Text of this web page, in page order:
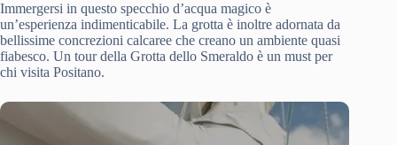
Immergersi in questo specchio d’acqua magico è
un’esperienza indimenticabile. La grotta è inoltre adornata da
bellissime concrezioni calcaree che creano un ambiente quasi
fiabesco. Un tour della Grotta dello Smeraldo è un must per
chi visita Positano.